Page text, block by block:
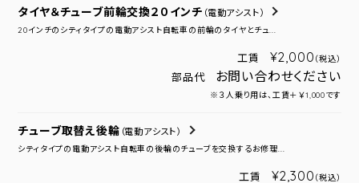
タイヤ＆チューブ前輪交換２０インチ （電動アシスト）
20インチのシティタイプの電動アシスト自転車の前輪のタイヤとチュ...
工賃 ¥2,000 （税込）
部品代 お問い合わせください
※３人乗り用は、工賃＋￥1,000です
チューブ取替え後輪 （電動アシスト）
シティタイプの電動アシスト自転車の後輪のチューブを交換するお修理...
工賃 ¥2,300 （税込）